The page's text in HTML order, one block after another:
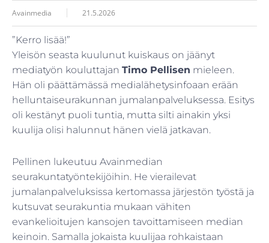
Avainmedia 21.5.2026
”Kerro lisää!”
Yleisön seasta kuulunut kuiskaus on jäänyt
mediatyön kouluttajan Timo Pellisen mieleen.
Hän oli päättämässä medialähetysinfoaan erään
helluntaiseurakunnan jumalanpalveluksessa. Esitys
oli kestänyt puoli tuntia, mutta silti ainakin yksi
kuulija olisi halunnut hänen vielä jatkavan.
Pellinen lukeutuu Avainmedian
seurakuntatyöntekijöihin. He vierailevat
jumalanpalveluksissa kertomassa järjestön työstä ja
kutsuvat seurakuntia mukaan vähiten
evankelioitujen kansojen tavoittamiseen median
keinoin. Samalla jokaista kuulijaa rohkaistaan